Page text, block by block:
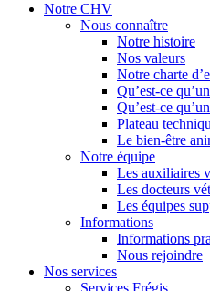
Notre CHV
Nous connaître
Notre histoire
Nos valeurs
Notre charte
Qu’est-ce
Qu’est-ce
Plateau
Le bien-être
Notre équipe
Les auxiliaires
Les docteurs
Les équipes
Informations
Informations
Nous rejoindre
Nos services
Services Frégis